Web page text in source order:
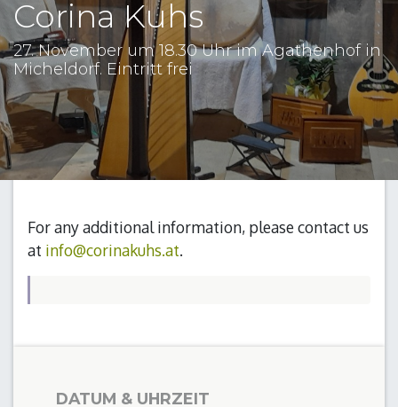
Corina Kuhs
27. November um 18.30 Uhr im Agathenhof in
Micheldorf. Eintritt frei
For any additional information, please contact us
at info@corinakuhs.at.
DATUM & UHRZEIT